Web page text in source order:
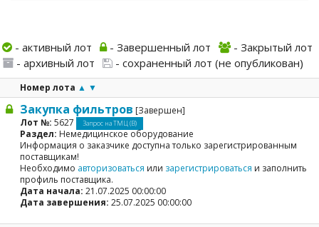
- активный лот - Завершенный лот
- Закрытый лот
- архивный лот
- сохраненный лот (не опубликован)
Номер лота ▲ ▼
Закупка фильтров [Завершен]
Лот №: 5627 Запрос на ТМЦ (В)
Раздел: Немедицинское оборудование
Информация о заказчике доступна только зарегистрированным
поставщикам!
Необходимо авторизоваться или зарегистрироваться и заполнить
профиль поставщика.
Дата начала: 21.07.2025 00:00:00
Дата завершения: 25.07.2025 00:00:00